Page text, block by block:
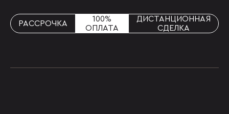
РАССРОЧКА
100%
ОПЛАТА
ДИСТАНЦИОННАЯ
СДЕЛКА